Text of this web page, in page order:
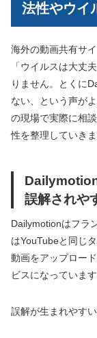
法性やウイ
海外の動画共有サ
「ウイルスは大丈
りません。とくに
ない、という声が
の現場で実際に相
性を整理していきま
誤解されや
Dailymotionはフラ
はYouTubeと同じ
動画をアップロー
ビスになっています
誤解が生まれやす